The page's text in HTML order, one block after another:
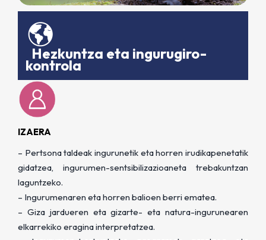
Hezkuntza eta ingurugiro-
kontrola
IZAERA
– Pertsona taldeak ingurunetik eta horren irudikapenetatik
gidatzea, ingurumen-sentsibilizazioaneta trebakuntzan
laguntzeko.
– Ingurumenaren eta horren balioen berri ematea.
– Giza jardueren eta gizarte- eta natura-ingurunearen
elkarrekiko eragina interpretatzea.